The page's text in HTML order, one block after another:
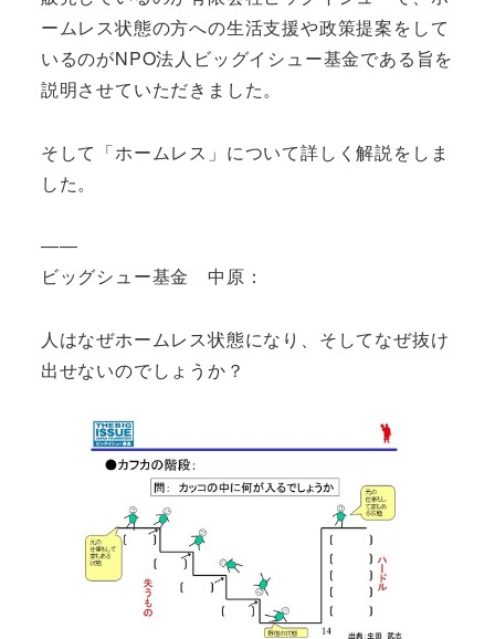
ームレス状態の方への生活支援や政策提案をして
いるのがNPO法人ビッグイシュー基金である旨を
説明させていただきました。
そして「ホームレス」について詳しく解説をしま
した。
――
ビッグシュー基金 中原：
人はなぜホームレス状態になり、そしてなぜ抜け
出せないのでしょうか？